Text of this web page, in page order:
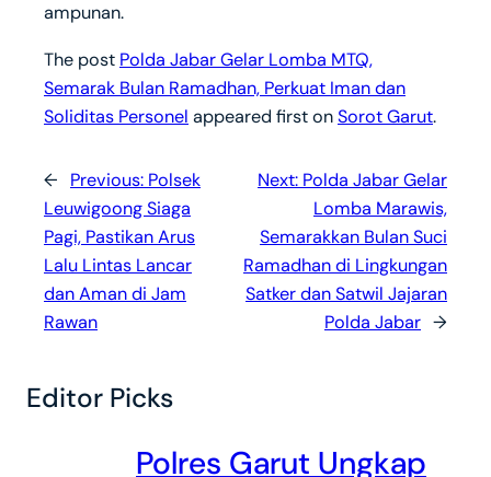
ampunan.
The post Polda Jabar Gelar Lomba MTQ,
Semarak Bulan Ramadhan, Perkuat Iman dan
Soliditas Personel appeared first onSorot Garut.
← Previous: Polsek
Leuwigoong Siaga
Pagi, Pastikan Arus
Lalu Lintas Lancar
dan Aman di Jam
Rawan
Next: Polda Jabar Gelar
Lomba Marawis,
Semarakkan Bulan Suci
Ramadhan di Lingkungan
Satker dan Satwil Jajaran
Polda Jabar →
Editor Picks
Polres Garut Ungkap